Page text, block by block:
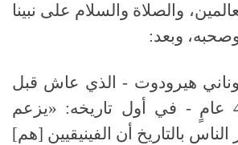
والصلاة والسلام على نبينا
وبعد:
هيرودوت - الذي عاش قبل
الميلاد بنحو 400 عامٍ - في أول تاريخه: «يزعم
بالتاريخ أن الفينيقيين [هم]